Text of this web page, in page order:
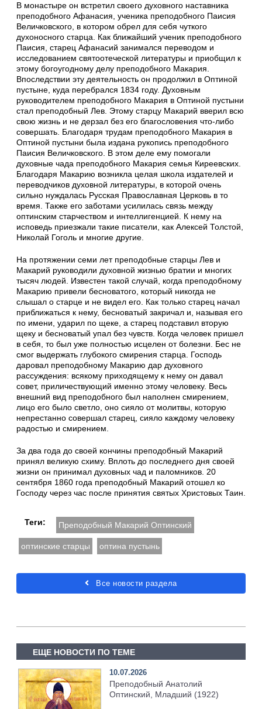
В монастыре он встретил своего духовного наставника
преподобного Афанасия, ученика преподобного Паисия
Величковского, в котором обрел для себя чуткого
духоносного старца. Как ближайший ученик преподобного
Паисия, старец Афанасий занимался переводом и
исследованием святоотеческой литературы и приобщил к
этому богоугодному делу преподобного Макария.
Впоследствии эту деятельность он продолжил в Оптиной
пустыне, куда перебрался 1834 году. Духовным
руководителем преподобного Макария в Оптиной пустыни
стал преподобный Лев. Этому старцу Макарий вверил всю
свою жизнь и не дерзал без его благословения что-либо
совершать. Благодаря трудам преподобного Макария в
Оптиной пустыни была издана рукопись преподобного
Паисия Величковского. В этом деле ему помогали
духовные чада преподобного Макария семья Киреевских.
Благодаря Макарию возникла целая школа издателей и
переводчиков духовной литературы, в которой очень
сильно нуждалась Русская Православная Церковь в то
время. Также его заботами усилилась связь между
оптинским старчеством и интеллигенцией. К нему на
исповедь приезжали такие писатели, как Алексей Толстой,
Николай Гоголь и многие другие.
На протяжении семи лет преподобные старцы Лев и
Макарий руководили духовной жизнью братии и многих
тысяч людей. Известен такой случай, когда преподобному
Макарию привели бесноватого, который никогда не
слышал о старце и не видел его. Как только старец начал
приближаться к нему, бесноватый закричал и, называя его
по имени, ударил по щеке, а старец подставил вторую
щеку и бесноватый упал без чувств. Когда человек пришел
в себя, то был уже полностью исцелен от болезни. Бес не
смог выдержать глубокого смирения старца. Господь
даровал преподобному Макарию дар духовного
рассуждения: всякому приходящему к нему он давал
совет, приличествующий именно этому человеку. Весь
внешний вид преподобного был наполнен смирением,
лицо его было светло, оно сияло от молитвы, которую
непрестанно совершал старец, сияло каждому человеку
радостью и смирением.
За два года до своей кончины преподобный Макарий
принял великую схиму. Вплоть до последнего дня своей
жизни он принимал духовных чад и паломников. 20
сентября 1860 года преподобный Макарий отошел ко
Господу через час после принятия святых Христовых Таин.
Теги: Преподобный Макарий Оптинский
оптинские старцы оптина пустынь
Все новости раздела
ЕЩЕ НОВОСТИ ПО ТЕМЕ
10.07.2026
Преподобный Анатолий
Оптинский, Младший (1922)